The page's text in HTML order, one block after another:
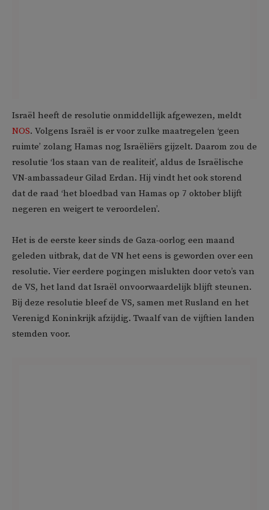
Israël heeft de resolutie onmiddellijk afgewezen, meldt
NOS. Volgens Israël is er voor zulke maatregelen ‘geen
ruimte’ zolang Hamas nog Israëliërs gijzelt. Daarom zou de
resolutie ‘los staan van de realiteit’, aldus de Israëlische
VN-ambassadeur Gilad Erdan. Hij vindt het ook storend
dat de raad ‘het bloedbad van Hamas op 7 oktober blijft
negeren en weigert te veroordelen’.
Het is de eerste keer sinds de Gaza-oorlog een maand
geleden uitbrak, dat de VN het eens is geworden over een
resolutie. Vier eerdere pogingen mislukten door veto’s van
de VS, het land dat Israël onvoorwaardelijk blijft steunen.
Bij deze resolutie bleef de VS, samen met Rusland en het
Verenigd Koninkrijk afzijdig. Twaalf van de vijftien landen
stemden voor.